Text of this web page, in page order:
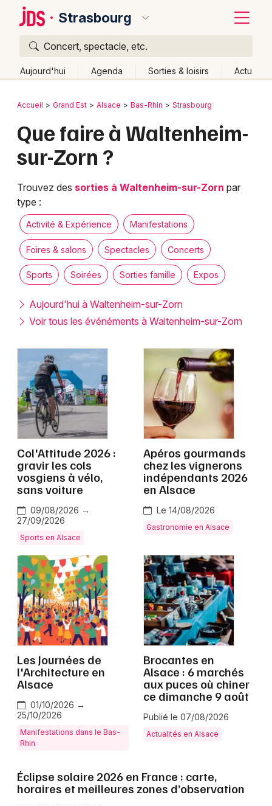
Strasbourg
Concert, spectacle, etc.
Aujourd'hui Agenda Sorties & loisirs Actu
Publier un événement
Grands événements
Activité & Expérience
Manifestations
Foires & salons
Concerts
Sports
Soirées
Sorties famille
Expos
Sorties & loisirs
Grand Est
Jeux concours
Newsletter des sorties
Artistes en tournée
Actus à Strasbourg
Actus tourisme & loisirs
Bordeaux
Colmar
Lyon
Marseille
Mulhouse
Montpellier
Nantes
Nice
Paris
Strasbourg
Toulouse
Toutes les villes
Retour
Accueil Grand Est Alsace Bas-Rhin Strasbourg
Que faire à Waltenheim-
sur-Zorn ?
Trouvez des sorties à Waltenheim-sur-Zorn par
type :
Activité & Expérience Manifestations
Foires & salons Spectacles Concerts
Sports Soirées Sorties famille Expos
Aujourd'hui à Waltenheim-sur-Zorn
Voir tous les événéments à Waltenheim-sur-Zorn
Col'Attitude 2026 :
gravir les cols
vosgiens à vélo,
sans voiture
09/08/2026 →
27/09/2026
Sports en Alsace
Apéros gourmands
chez les vignerons
indépendants 2026
en Alsace
Le 14/08/2026
Gastronomie en Alsace
Les Journées de
l'Architecture en
Alsace
01/10/2026 →
25/10/2026
Manifestations dans le Bas-
Rhin
Brocantes en
Alsace : 6 marchés
aux puces où chiner
ce dimanche 9 août
Publié le 07/08/2026
Actualités en Alsace
Éclipse solaire 2026 en France : carte,
horaires et meilleures zones d’observation
Quoi ?
Où ?
Partout
Près de moi Changer de lieu
Quand ?
Aujourd'hui
Demain Ce week-end Autre